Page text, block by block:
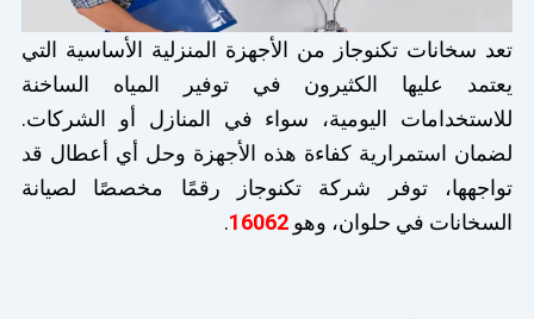
تعد سخانات تكنوجاز من الأجهزة المنزلية الأساسية التي
يعتمد عليها الكثيرون في توفير المياه الساخنة
للاستخدامات اليومية، سواء في المنازل أو الشركات.
لضمان استمرارية كفاءة هذه الأجهزة وحل أي أعطال قد
تواجهها، توفر شركة تكنوجاز رقمًا مخصصًا لصيانة
السخانات في حلوان، وهو 16062
.